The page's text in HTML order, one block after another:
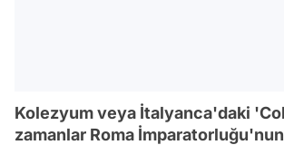
Kolezyum veya İtalyanca'daki
zamanlar Roma